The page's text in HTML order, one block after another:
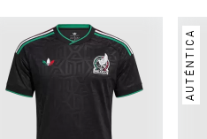
AUTÉNTICA